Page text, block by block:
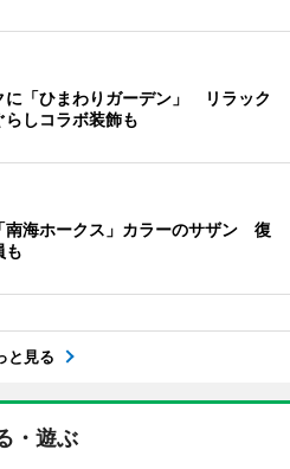
に「ひまわりガーデン」 リラック
らしコラボ装飾も
南海ホークス」カラーのサザン 復
も
と見る
・遊ぶ